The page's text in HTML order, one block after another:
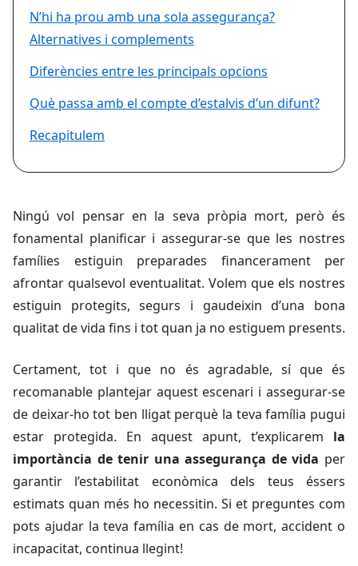
N’hi ha prou amb una sola assegurança?
Alternatives i complements
Diferències entre les principals opcions
Què passa amb el compte d’estalvis d’un difunt?
Recapitulem
Ningú vol pensar en la seva pròpia mort, però és
fonamental planificar i assegurar-se que les nostres
famílies estiguin preparades financerament per
afrontar qualsevol eventualitat. Volem que els nostres
estiguin protegits, segurs i gaudeixin d’una bona
qualitat de vida fins i tot quan ja no estiguem presents.
Certament, tot i que no és agradable, sí que és
recomanable plantejar aquest escenari i assegurar-se
de deixar-ho tot ben lligat perquè la teva família pugui
estar protegida. En aquest apunt, t’explicarem la
importància de tenir una assegurança de vida per
garantir l’estabilitat econòmica dels teus éssers
estimats quan més ho necessitin. Si et preguntes com
pots ajudar la teva família en cas de mort, accident o
incapacitat, continua llegint!